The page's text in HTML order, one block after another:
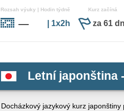
Rozsah výuky | Hodin týdně
— | 1x2h
Kurz začíná
za 61
Letní japonština
Docházkový jazykový kurz